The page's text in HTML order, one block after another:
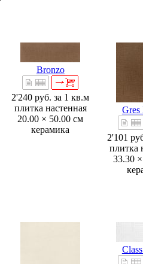
Bronzo
2'240 руб. за 1 кв.м
плитка настенная
20.00 × 50.00 см
керамика
Gres
2'101
плитка
33.30